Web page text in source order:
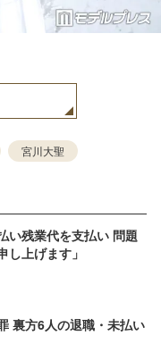
宮川大聖
い残業代を支払い 問題
し上げます」
裏方6人の退職・未払い